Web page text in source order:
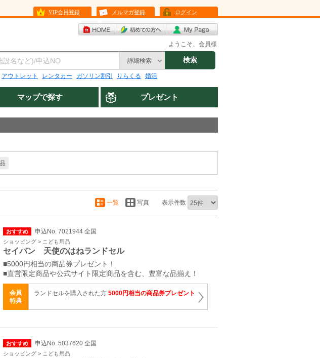
VIP会員登録 メルマガ登録 ログイン
ようこそ、会員様
詳細検索 検索
アウトレット レンタカー ガソリン割引 りらくる 婚活
マップで探す プレゼント
一覧 写真 表示件数
おすすめ 申込No. 7021944 全国
ショッピング > こども用品
セイバン 天使のはねランドセル
■5000円相当の商品券プレゼント！
■直営限定商品や公式サイト限定商品を含む、豊富な品揃え！
会員
特典
ランドセルを購入された方 5000円相当の商品券プレゼント
おすすめ 申込No. 5037620 全国
ショッピング > こども用品